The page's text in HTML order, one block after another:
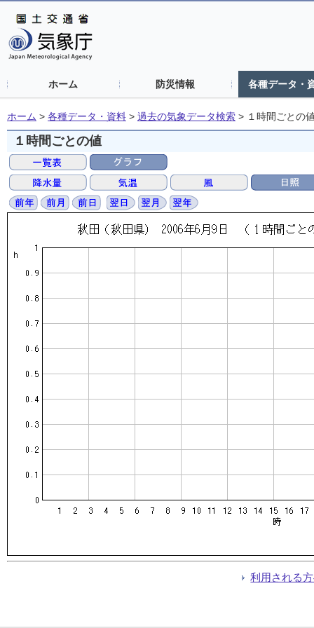
ホーム 防災情報 各種データ・
ホーム > 各種データ・資料 > 過去の気象データ検索 > １時間ごとの
１時間ごとの値
利用される